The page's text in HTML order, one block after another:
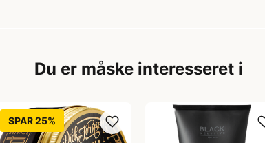
Du er måske interesseret i
SPAR 25%